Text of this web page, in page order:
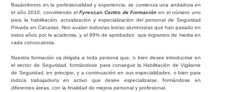
Basándonos en la profesionalidad y experiencia, se comienza una andadura en
el año 2010, convirtiendo elFyrescan Centro de Formación en el número uno
para la habilitación, actualización y especialización del personal de Seguridad
Privada en Canarias. Nos avalan todos/as los/as alumnos/as que han pasado en
estos años por la academia, y el 99% de aprobados que logramos de media en
cada convocatoria.
Nuestra formación va dirigida a toda persona que, o bien desee introducirse en
el sector de Seguridad, formándose para conseguir la Habilitación de Vigilante
de Seguridad, en principio, y a continuación en sus especialidades, o bien para
todo/a trabajador/a en activo que desee especializarse, formándose en
diferentes áreas, con la finalidad de mejora personal y profesional.